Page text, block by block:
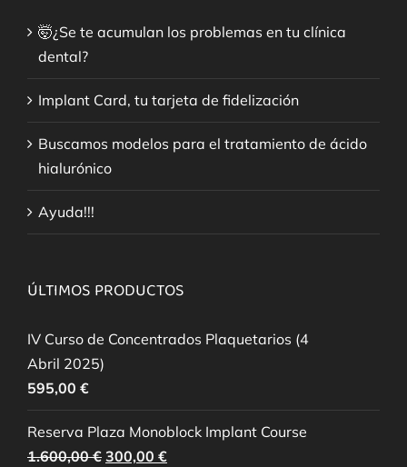
🤯¿Se te acumulan los problemas en tu clínica
dental?
Implant Card, tu tarjeta de fidelización
Buscamos modelos para el tratamiento de ácido
hialurónico
Ayuda!!!
ÚLTIMOS PRODUCTOS
IV Curso de Concentrados Plaquetarios (4
Abril 2025)
595,00 €
Reserva Plaza Monoblock Implant Course
1.600,00€ El
300,00 €